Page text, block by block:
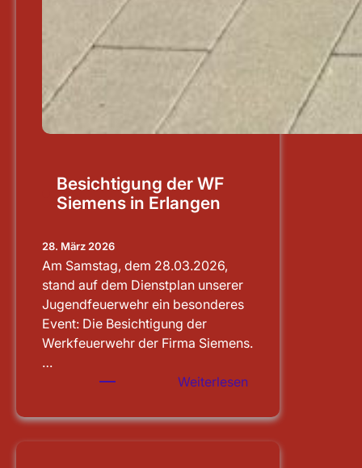
Besichtigung der WF
Siemens in Erlangen
28. März 2026
Am Samstag, dem 28.03.2026,
stand auf dem Dienstplan unserer
Jugendfeuerwehr ein besonderes
Event: Die Besichtigung der
Werkfeuerwehr der Firma Siemens.
…
Weiterlesen
der